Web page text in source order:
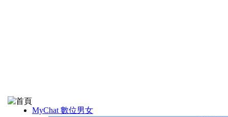
MyChat 數位男女